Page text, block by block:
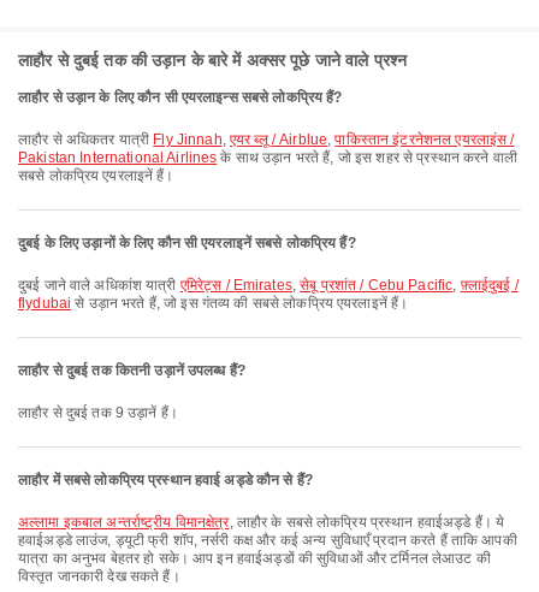
लाहौर से दुबई तक की उड़ान के बारे में अक्सर पूछे जाने वाले प्रश्न
लाहौर से उड़ान के लिए कौन सी एयरलाइन्स सबसे लोकप्रिय हैं?
लाहौर से अधिकतर यात्री Fly Jinnah, एयर ब्लू / Airblue,पाकिस्तान इंटरनेशनल एयरलाइंस /
Pakistan International Airlines के साथ उड़ान भरते हैं, जो इस शहर से प्रस्थान करने वाली
सबसे लोकप्रिय एयरलाइनें हैं।
दुबई के लिए उड़ानों के लिए कौन सी एयरलाइनें सबसे लोकप्रिय हैं?
दुबई जाने वाले अधिकांश यात्री एमिरेट्स / Emirates,सेबू प्रशांत / Cebu Pacific, फ़्लाईदुबई /
flydubai से उड़ान भरते हैं, जो इस गंतव्य की सबसे लोकप्रिय एयरलाइनें हैं।
लाहौर से दुबई तक कितनी उड़ानें उपलब्ध हैं?
लाहौर से दुबई तक 9 उड़ानें हैं।
लाहौर में सबसे लोकप्रिय प्रस्थान हवाई अड्डे कौन से हैं?
अल्लामा इकबाल अन्तर्राष्ट्रीय विमानक्षेत्र, लाहौर के सबसे लोकप्रिय प्रस्थान हवाईअड्डे हैं। ये
हवाईअड्डे लाउंज, ड्यूटी फ्री शॉप, नर्सरी कक्ष और कई अन्य सुविधाएँ प्रदान करते हैं ताकि आपकी
यात्रा का अनुभव बेहतर हो सके। आप इन हवाईअड्डों की सुविधाओं और टर्मिनल लेआउट की
विस्तृत जानकारी देख सकते हैं।